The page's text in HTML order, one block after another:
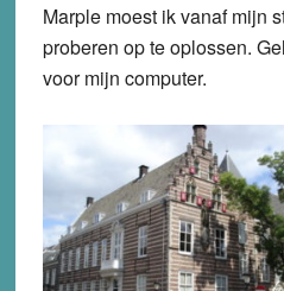
Marple moest ik vanaf mijn
proberen op te oplossen.
voor mijn computer.